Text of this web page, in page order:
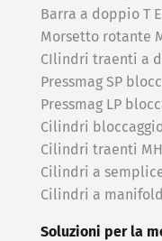
Barra a doppio T
Morsetto rotante
CIlindri traenti a
Pressmag SP
Pressmag LP
Cilindri
Cilindri traenti
Cilindri a
Cilindri a manifold
Soluzioni per la